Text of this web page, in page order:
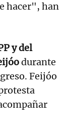
hacer", han
y del
durante
Feijóo